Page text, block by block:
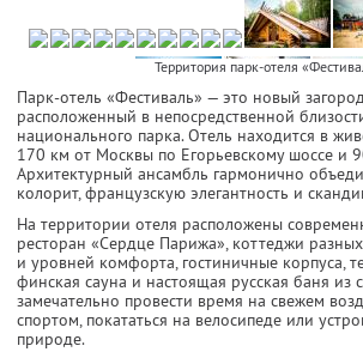
Территория парк-отеля
Парк-отель «Фестиваль» — это новый
расположенный в непосредственной
национального парка. Отель находится в
170 км от Москвы по Егорьевскому шоссе и
Архитектурный ансамбль гармонично
колорит, французскую элегантность и
На территории отеля расположены
ресторан «Сердце Парижа», коттеджи
и уровней комфорта, гостиничные корпуса,
финская сауна и настоящая русская баня из
замечательно провести время на свежем
спортом, покататься на велосипеде или
природе.